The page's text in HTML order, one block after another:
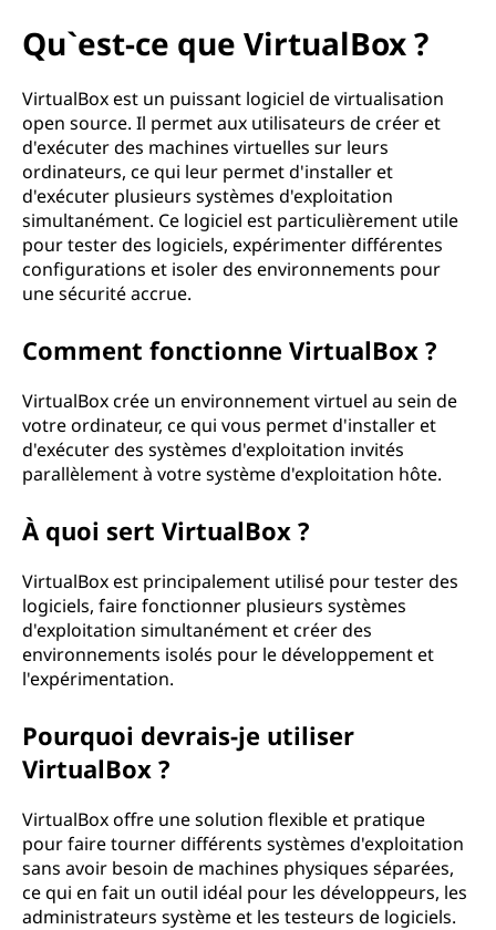
Qu`est-ce que VirtualBox ?
VirtualBox est un puissant logiciel de virtualisation
open source. Il permet aux utilisateurs de créer et
d'exécuter des machines virtuelles sur leurs
ordinateurs, ce qui leur permet d'installer et
d'exécuter plusieurs systèmes d'exploitation
simultanément. Ce logiciel est particulièrement utile
pour tester des logiciels, expérimenter différentes
configurations et isoler des environnements pour
une sécurité accrue.
Comment fonctionne VirtualBox ?
VirtualBox crée un environnement virtuel au sein de
votre ordinateur, ce qui vous permet d'installer et
d'exécuter des systèmes d'exploitation invités
parallèlement à votre système d'exploitation hôte.
À quoi sert VirtualBox ?
VirtualBox est principalement utilisé pour tester des
logiciels, faire fonctionner plusieurs systèmes
d'exploitation simultanément et créer des
environnements isolés pour le développement et
l'expérimentation.
Pourquoi devrais-je utiliser
VirtualBox ?
VirtualBox offre une solution flexible et pratique
pour faire tourner différents systèmes d'exploitation
sans avoir besoin de machines physiques séparées,
ce qui en fait un outil idéal pour les développeurs, les
administrateurs système et les testeurs de logiciels.